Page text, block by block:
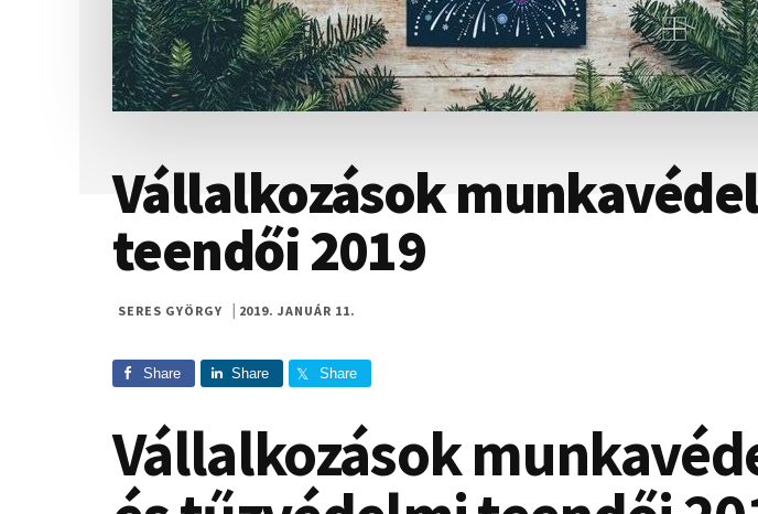
Vállalkozások
teendői 2019
SERES GYÖRGY 2019. JANUÁR 11.
Share Share Share
Vállalkozások